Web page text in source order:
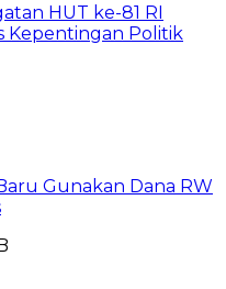
HUT ke-81 RI
Kepentingan Politik
Gunakan Dana RW